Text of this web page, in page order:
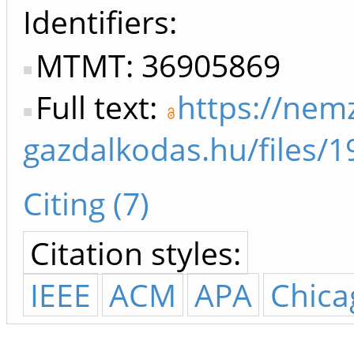
Identifiers
MTMT: 36905869
Full text: https://
gazdalkodas.hu/files/
Citing (7)
Citation styles:
IEEE ACM APA